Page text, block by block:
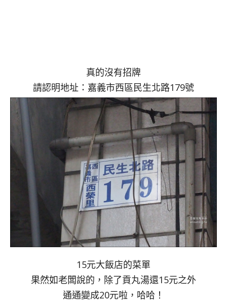
真的沒有招牌
請認明地址：嘉義市西區民生北路179號
15元大飯店的菜單
果然如老闆說的，除了貢丸湯還15元之外
通通變成20元啦，哈哈！